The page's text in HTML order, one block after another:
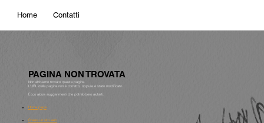
Home Contatti
PAGINA NON TROVATA
Non abbiamo trovato questa pagina.
L'URL della pagina non è corretto, oppure è stato modificato.
Ecco alcuni suggerimenti che potrebbero aiutarti:
Home page
Creare un sito web